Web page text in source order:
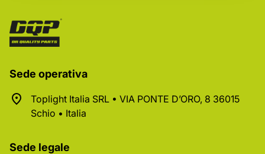
Sede operativa
Toplight Italia SRL • VIA PONTE D’ORO, 8 36015
Schio • Italia
Sede legale